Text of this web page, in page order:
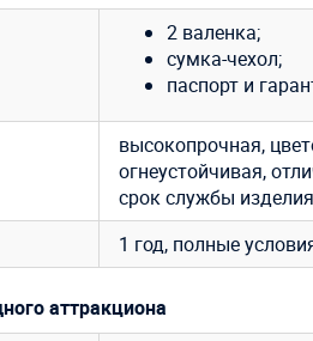
2 валенка;
сумка-чехол;
паспорт и
высокопрочная,
огнеустойчивая,
срок службы
1 год, полные
аттракциона